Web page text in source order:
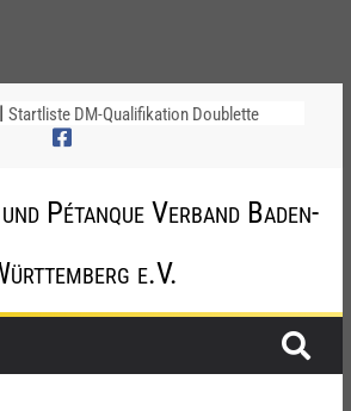
Ersatzspieltag
Startliste DM-Qualifikation Doublette
Jahr beim TSV Badenia Feudenheim
Einladung zum Schiri-Cup 2026 mit
Pétanque Verband Baden-
e.V.